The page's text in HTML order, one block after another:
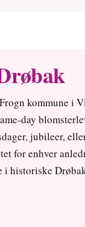
kommune i
day
jubileer,
for enhver
historiske